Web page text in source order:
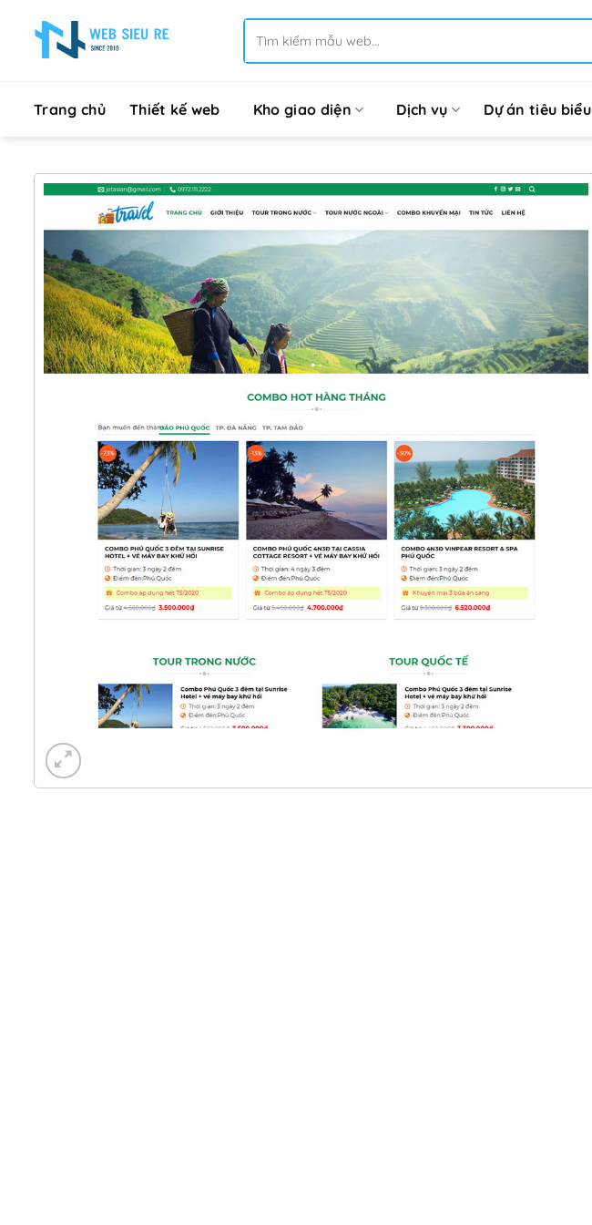
kiếm:
Trang chủ Thiết kế web Kho giao diện Dịch vụ Dự án tiêu biểu